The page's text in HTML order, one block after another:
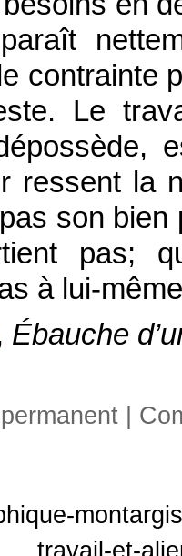
contrainte
Le
ressent la
son
pas;
à lui-
Ébauche
travail-et-